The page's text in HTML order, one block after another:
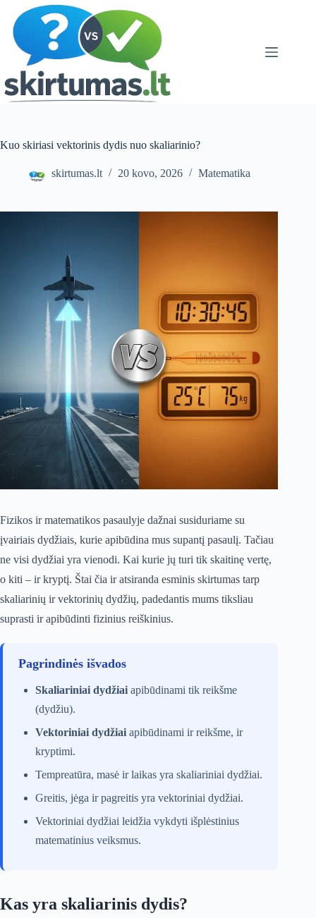
content
Kuo skiriasi vektorinis dydis nuo skaliarinio?
skirtumas.lt 20 kovo, 2026 Matematika
Fizikos ir matematikos pasaulyje dažnai susiduriame su
įvairiais dydžiais, kurie apibūdina mus supantį pasaulį. Tačiau
ne visi dydžiai yra vienodi. Kai kurie jų turi tik skaitinę vertę,
o kiti – ir kryptį. Štai čia ir atsiranda esminis skirtumas tarp
skaliarinių ir vektorinių dydžių, padedantis mums tiksliau
suprasti ir apibūdinti fizinius reiškinius.
Pagrindinės išvados
Skaliariniai dydžiai apibūdinami tik reikšme
(dydžiu).
Vektoriniai dydžiai apibūdinami ir reikšme, ir
kryptimi.
Tempreatūra, masė ir laikas yra skaliariniai dydžiai.
Greitis, jėga ir pagreitis yra vektoriniai dydžiai.
Vektoriniai dydžiai leidžia vykdyti išplėstinius
matematinius veiksmus.
Kas yra skaliarinis dydis?